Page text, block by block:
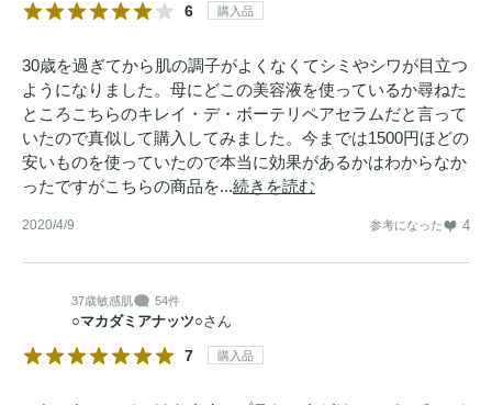
6 購入品
30歳を過ぎてから肌の調子がよくなくてシミやシワが目立つ
ようになりました。母にどこの美容液を使っているか尋ねた
ところこちらのキレイ・デ・ボーテリペアセラムだと言って
いたので真似して購入してみました。今までは1500円ほどの
安いものを使っていたので本当に効果があるかはわからなか
ったですがこちらの商品を...続きを読む
2020/4/9 参考になった 4
37歳敏感肌 54件
○マカダミアナッツ○さん
7 購入品